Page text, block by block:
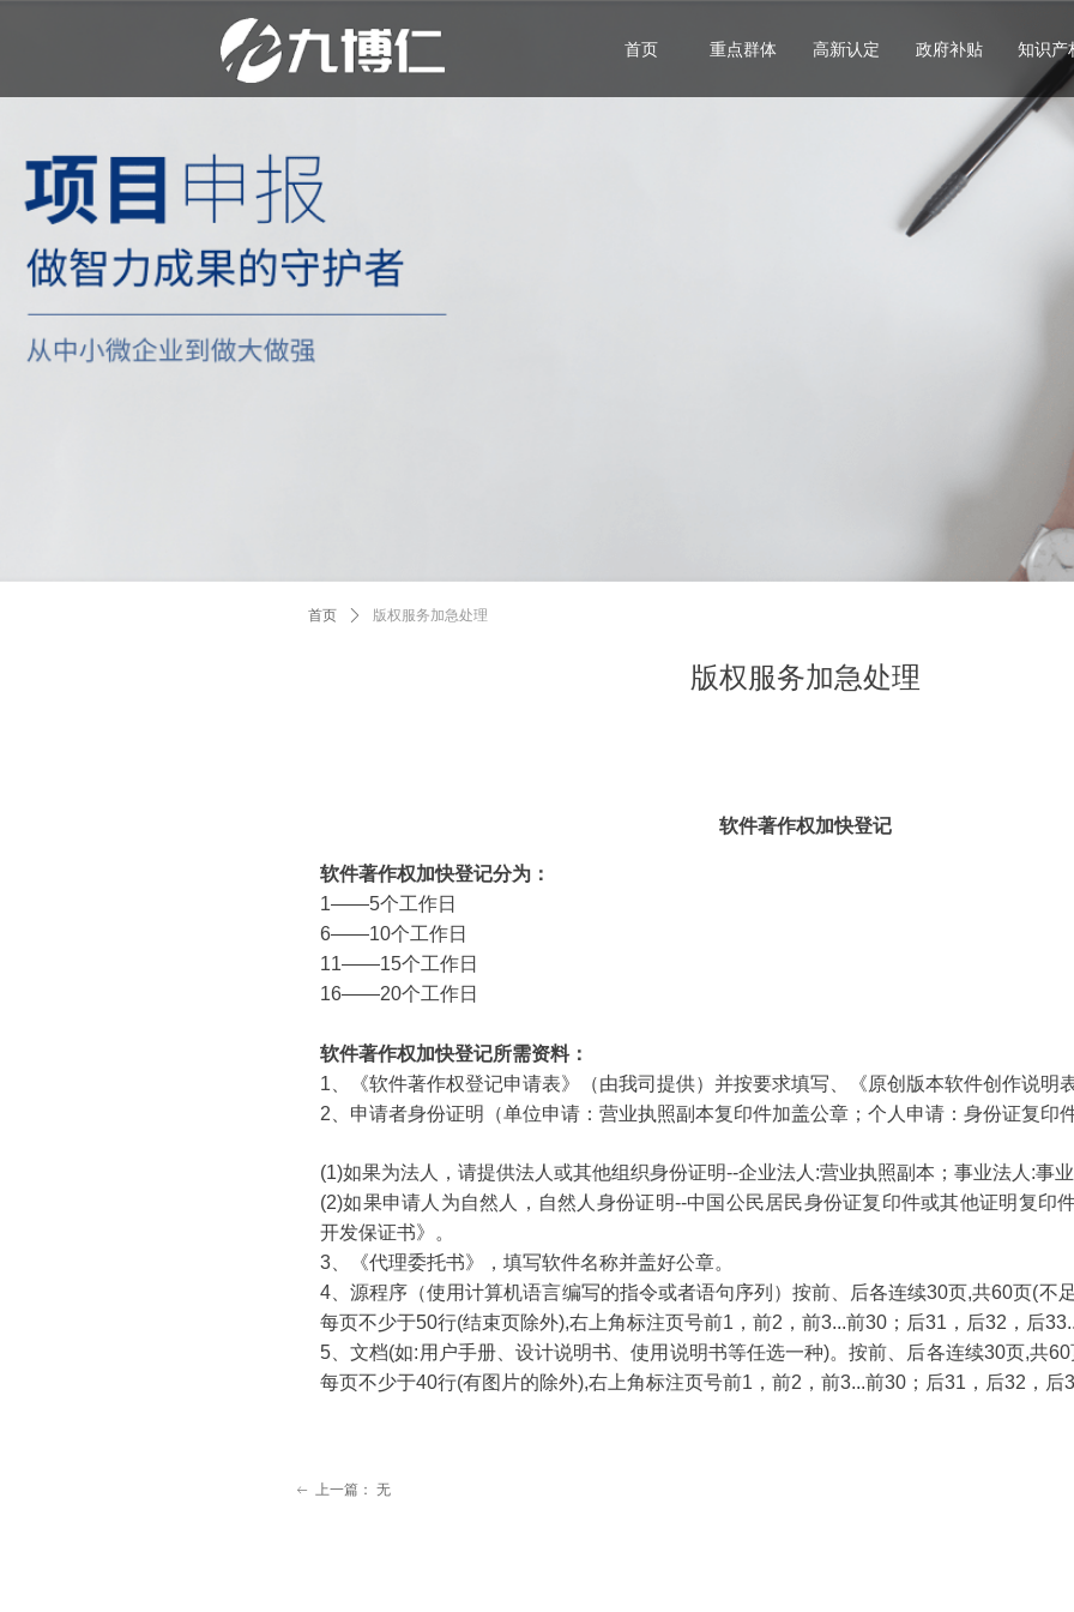
首页 重点群体 高新认定 政府补贴 知识产
版权服务加急处理
首页 ꄲ 版权服务加急处理
软件著作权加快登记
软件著作权加快登记分为：
1——5个工作日
6——10个工作日
11——15个工作日
16——20个工作日
软件著作权加快登记所需资料：
1、《软件著作权登记申请表》（由我司提供）并按要求填写、《原创版本软件创作说明
2、申请者身份证明（单位申请：营业执照副本复印件加盖公章；个人申请：身份证复印
(1)如果为法人，请提供法人或其他组织身份证明--企业法人:营业执照副本；事业法人:事
(2)如果申请人为自然人，自然人身份证明--中国公民居民身份证复印件或其他证明复印
开发保证书》。
3、《代理委托书》，填写软件名称并盖好公章。
4、源程序（使用计算机语言编写的指令或者语句序列）按前、后各连续30页,共60页(不
每页不少于50行(结束页除外),右上角标注页号前1，前2，前3...前30；后31，后32，后
5、文档(如:用户手册、设计说明书、使用说明书等任选一种)。按前、后各连续30页,共
每页不少于40行(有图片的除外),右上角标注页号前1，前2，前3...前30；后31，后32，后
ꂃ 上一篇： 无